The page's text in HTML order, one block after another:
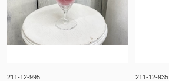
211-12-995 211-12-935